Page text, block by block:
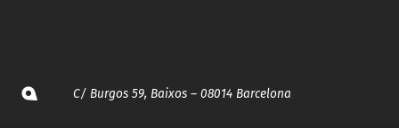
C/ Burgos 59, Baixos – 08014 Barcelona